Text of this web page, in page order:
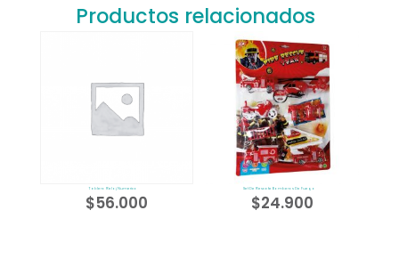
Productos relacionados
Tablero Reloj Numerico
$56.000
Set De Rescate Bomberos De Fuego
$24.900